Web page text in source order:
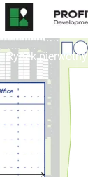
Rynek pierwotny